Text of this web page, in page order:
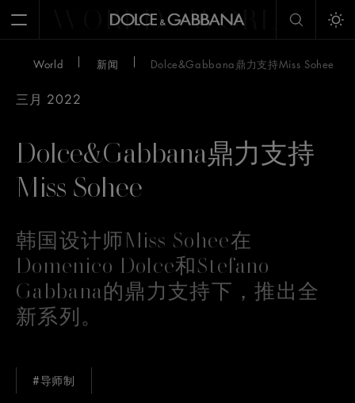
Open MenuWORLD WORLD
World 新闻 Dolce&Gabbana鼎力支持Miss Sohee
三月 2022
Dolce&Gabbana鼎力支持
Miss Sohee
韩国设计师Miss Sohee在
Domenico Dolce和Stefano
Gabbana的鼎力支持下，推出全
新系列。
#导师制